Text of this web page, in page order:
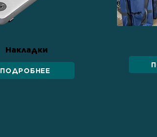
Накладки
ПОДРОБНЕЕ